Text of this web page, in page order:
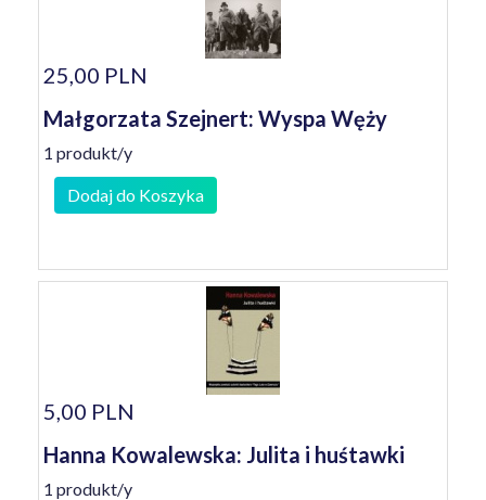
25,00 PLN
Małgorzata Szejnert: Wyspa Węży
1 produkt/y
Dodaj do Koszyka
5,00 PLN
Hanna Kowalewska: Julita i huśtawki
1 produkt/y